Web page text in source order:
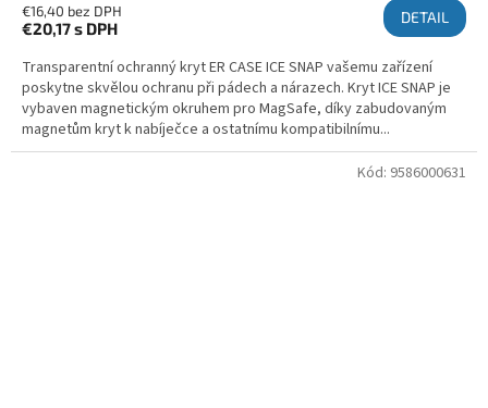
€16,40 bez DPH
€20,17s DPH
DETAIL
Transparentní ochranný kryt ER CASE ICE SNAP vašemu zařízení
poskytne skvělou ochranu při pádech a nárazech. Kryt ICE SNAP je
vybaven magnetickým okruhem pro MagSafe, díky zabudovaným
magnetům kryt k nabíječce a ostatnímu kompatibilnímu...
Kód: 9586000631